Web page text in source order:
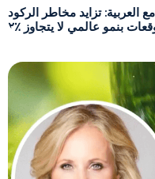
تزايد مخاطر الركود
بنمو عالمي لا يتجاوز ٪٢